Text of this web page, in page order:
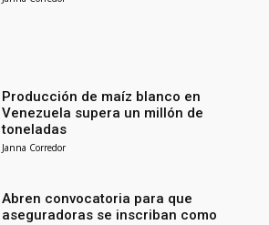
Producción de maíz blanco en
Venezuela supera un millón de
toneladas
Janna Corredor
Abren convocatoria para que
aseguradoras se inscriban como